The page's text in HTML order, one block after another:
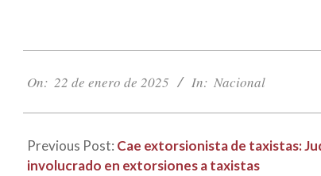
01-
On: 22 de enero de 2025 In: Nacional
Previous Post: Cae extorsionista de taxistas:
involucrado en extorsiones a taxistas